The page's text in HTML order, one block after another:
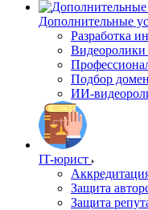
Дополнительные
Разработка
Подбор
ИИ-
IT-юрист
Защита
Защита